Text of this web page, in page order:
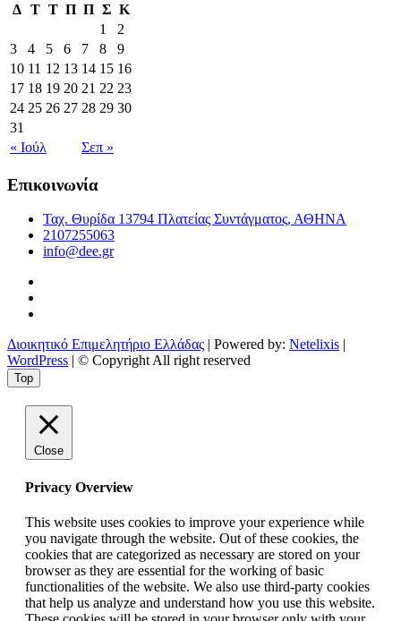
Δ Τ Τ Π Π Σ Κ
1
2
3
4 5 6 7 8
9
10 11 12 13 14 15 16
17 18 19 20 21 22 23
24 25 26 27 28 29 30
31
« Ιούλ
Σεπ »
Επικοινωνία
Ταχ. Θυρίδα 13794 Πλατείας Συντάγματος, ΑΘΗΝΑ
2107255063
info@dee.gr
Διοικητικό Επιμελητήριο Ελλάδας | Powered by: Netelixis |
WordPress | © Copyright All right reserved
Top
Close
Privacy Overview
This website uses cookies to improve your experience while
you navigate through the website. Out of these cookies, the
cookies that are categorized as necessary are stored on your
browser as they are essential for the working of basic
functionalities of the website. We also use third-party cookies
that help us analyze and understand how you use this website.